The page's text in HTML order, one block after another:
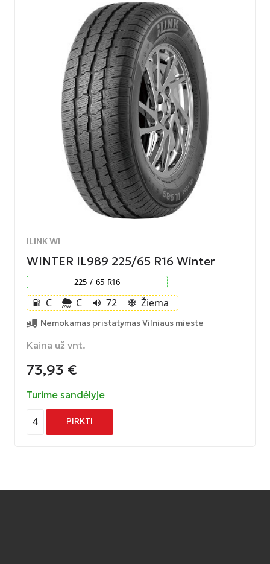
ILINK WI
WINTER IL989 225/65 R16 Winter
225 / 65 R16
local_gas_station C C volume_up 72 ac_unit Žiema
Nemokamas pristatymas Vilniaus mieste
Kaina už vnt.
73,93 €
Turime sandėlyje
4 PIRKTI